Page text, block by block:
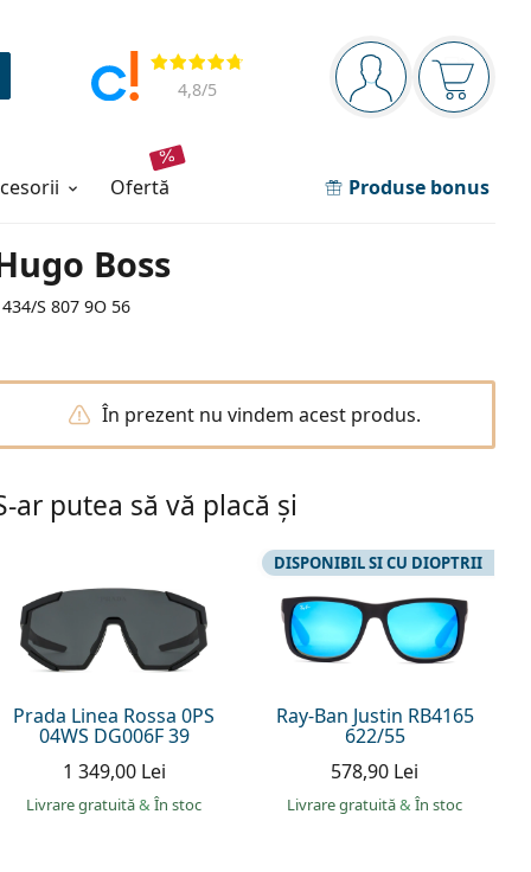
Panou de navigare
Sunteți logat
Coșul
Opinii
4,8/5
ofertă Produse bonus
Boss
S 807 9O 56
În prezent nu vindem acest produs.
ar putea să vă placă și
Prada Linea Rossa 0PS
04WS DG006F 39
1 349,00 Lei
Livrare gratuită& În stoc
Ray-Ban Justin RB4165
622/55
DISPONIBIL SI CU DIOPTRII
578,90 Lei
Livrare gratuită& În stoc